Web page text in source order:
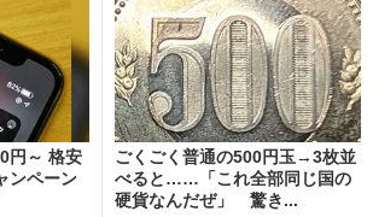
円～ 格安
ンペーン
ごくごく普通の500円玉→3枚並
べると……「これ全部同じ国の
硬貨なんだぜ」 驚き...